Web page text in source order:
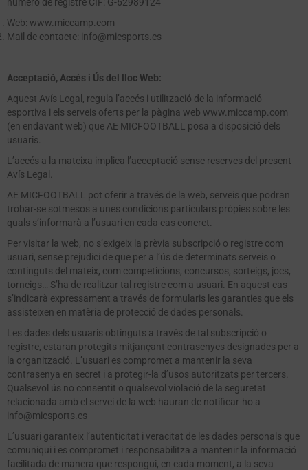
Web: www.miccamp.com
Mail de contacte: info@micsports.es
Acceptació, Accés i Ús del lloc Web:
Aquest Avís Legal, regula l’accés i utilització de la informació
esportiva i els serveis oferts per la pàgina web www.miccamp.com
(en endavant web) que AE MICFOOTBALL posa a disposició dels
usuaris.
L’accés a la mateixa implica l’acceptació sense reserves del present
Avís Legal.
AE MICFOOTBALL pot oferir a través de la web, serveis que podran
trobar-se sotmesos a unes condicions particulars pròpies sobre les
quals s’informarà a l’usuari en cada cas concret.
Per visitar la web, no s’exigeix la prèvia subscripció o registre com
usuari, sense prejudici de que per a l’ús de determinats serveis o
continguts del mateix, com competicions, concursos, sorteigs, jocs,
torneigs… S’ha de realitzar tal registre com a usuari. En aquest cas
s’indicarà expressament a través de formularis les garanties que els
assisteixen en matèria de protecció de dades personals.
Les dades dels usuaris obtinguts a través de tal subscripció o
registre, estaran protegits mitjançant contrasenyes designades per a
la organització. L’usuari es compromet a mantenir la seva
contrasenya en secret i a protegir-la d’usos autoritzats per tercers.
Qualsevol ús no consentit o qualsevol violació de la seguretat
relacionada amb el servei de la web hauran de notificar-ho a
info@micsports.es
L’usuari garanteix l’autenticitat i veracitat de les dades personals que
comuniqui i es compromet i responsabilitza a mantenir la informació
facilitada de manera que respongui, en cada moment, a la seva